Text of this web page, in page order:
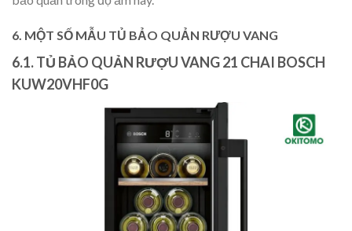
6. MỘT SỐ MẪU TỦ BẢO QUẢN RƯỢU VANG
6.1. TỦ BẢO QUẢN RƯỢU VANG 21 CHAI BOSCH
KUW20VHF0G